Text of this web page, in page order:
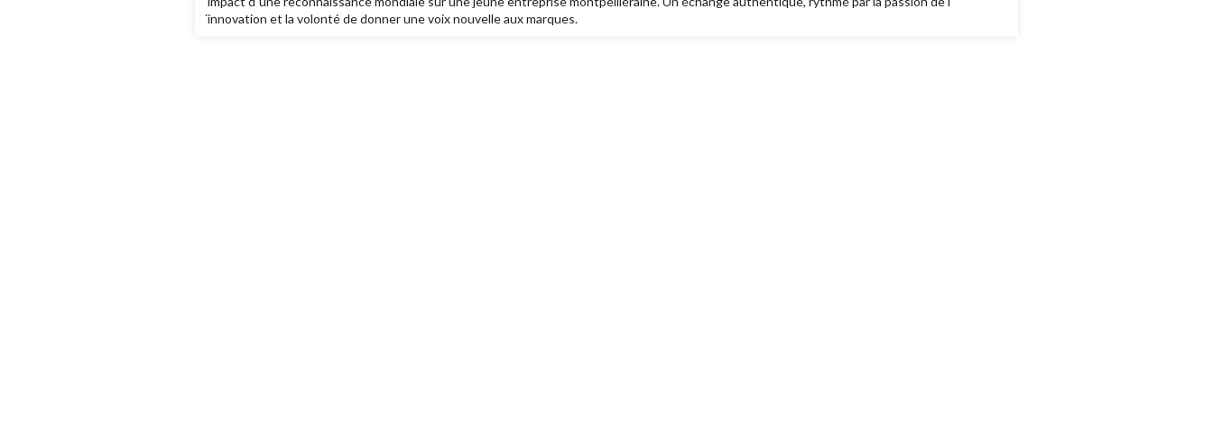
´innovation et la volonté de donner une voix nouvelle aux marques.